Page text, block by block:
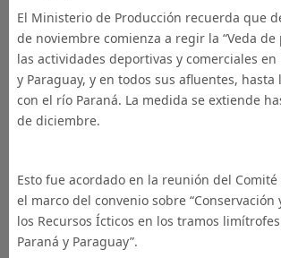
El Ministerio de Producción recuerda que
de noviembre comienza a regir la “Veda de
las actividades deportivas y comerciales
y Paraguay, y en todos sus afluentes, hasta
con el río Paraná. La medida se extiende
de diciembre.
Esto fue acordado en la reunión del
el marco del convenio sobre “Conservación
los Recursos Ícticos en los tramos
Paraná y Paraguay”.